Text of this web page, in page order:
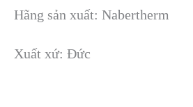
Hãng sản xuất: Nabertherm
Xuất xứ: Đức